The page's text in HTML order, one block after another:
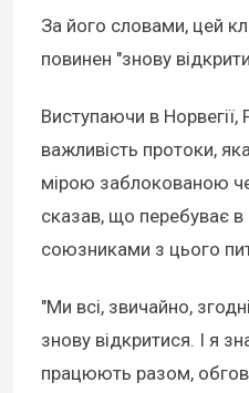
За його словами, цей
повинен "знову
Виступаючи в Норвегії,
важливість протоки,
мірою заблокованою
сказав, що перебуває в
союзниками з цього
"Ми всі, звичайно,
знову відкритися. І я
працюють разом,